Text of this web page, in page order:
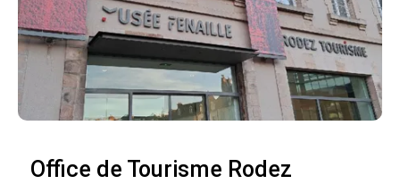
Office de Tourisme Rodez